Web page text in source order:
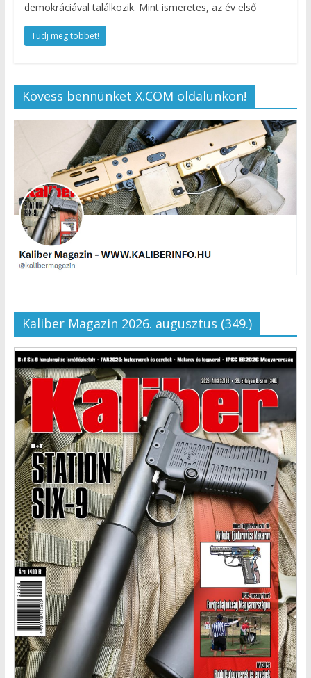
demokráciával találkozik. Mint ismeretes, az év első
Tudj meg többet!
Kövess bennünket X.COM oldalunkon!
Kaliber Magazin 2026. augusztus (349.)